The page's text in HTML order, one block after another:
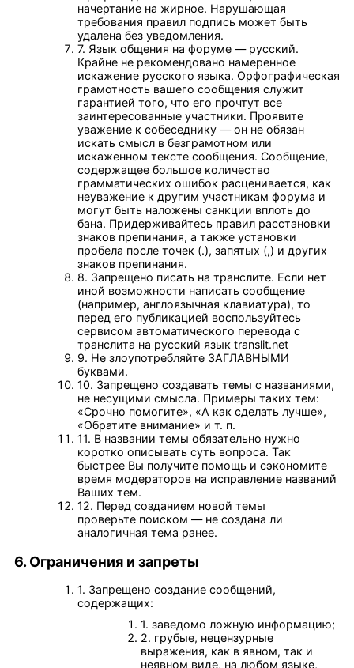
начертание на жирное. Нарушающая
требования правил подпись может быть
удалена без уведомления.
7. Язык общения на форуме — русский.
Крайне не рекомендовано намеренное
искажение русского языка. Орфографическая
грамотность вашего сообщения служит
гарантией того, что его прочтут все
заинтересованные участники. Проявите
уважение к собеседнику — он не обязан
искать смысл в безграмотном или
искаженном тексте сообщения. Сообщение,
содержащее большое количество
грамматических ошибок расценивается, как
неуважение к другим участникам форума и
могут быть наложены санкции вплоть до
бана. Придерживайтесь правил расстановки
знаков препинания, а также установки
пробела после точек (.), запятых (,) и других
знаков препинания.
8. Запрещено писать на транслите. Если нет
иной возможности написать сообщение
(например, англоязычная клавиатура), то
перед его публикацией воспользуйтесь
сервисом автоматического перевода с
транслита на русский язык translit.net
9. Не злоупотребляйте ЗАГЛАВНЫМИ
буквами.
10. Запрещено создавать темы с названиями,
не несущими смысла. Примеры таких тем:
«Срочно помогите», «А как сделать лучше»,
«Обратите внимание» и т. п.
11. В названии темы обязательно нужно
коротко описывать суть вопроса. Так
быстрее Вы получите помощь и сэкономите
время модераторов на исправление названий
Ваших тем.
12. Перед созданием новой темы
проверьте поиском — не создана ли
аналогичная тема ранее.
6. Ограничения и запреты
1. Запрещено создание сообщений,
содержащих:
1. заведомо ложнyю инфоpмацию;
2. гpубые, нецензурные
выражения, как в явном, так и
неявном виде, на любом языке,